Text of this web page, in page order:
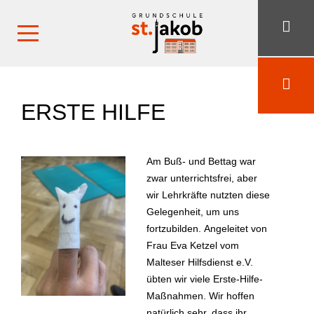
ERSTE HILFE
Am Buß- und Bettag war
zwar unterrichtsfrei, aber
wir Lehrkräfte nutzten diese
Gelegenheit, um uns
fortzubilden. Angeleitet von
Frau Eva Ketzel vom
Malteser Hilfsdienst e.V.
übten wir viele Erste-Hilfe-
Maßnahmen. Wir hoffen